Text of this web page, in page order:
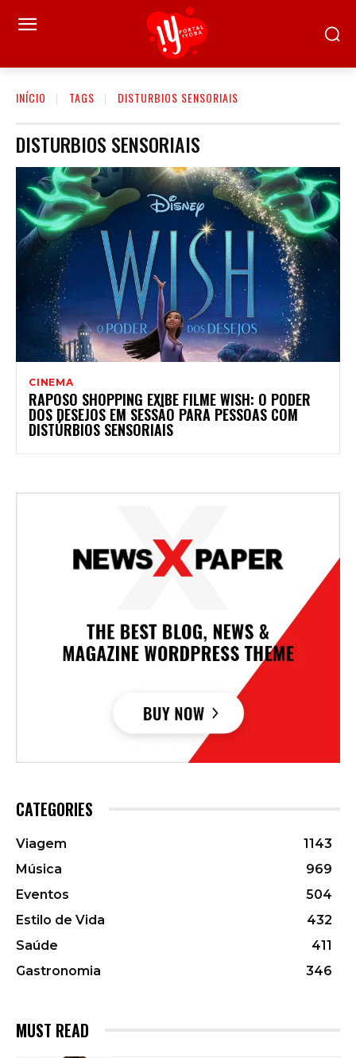
INÍCIO TAGS DISTURBIOS SENSORIAIS
DISTURBIOS SENSORIAIS
CINEMA
RAPOSO SHOPPING EXIBE FILME WISH: O PODER
DOS DESEJOS EM SESSÃO PARA PESSOAS COM
DISTÚRBIOS SENSORIAIS
CATEGORIES
Viagem
1143
Música
969
Eventos
504
Estilo de Vida
432
Saúde
411
Gastronomia
346
MUST READ